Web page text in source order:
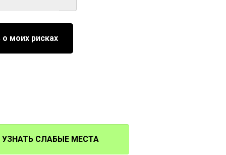
о моих рисках
УЗНАТЬ СЛАБЫЕ МЕСТА